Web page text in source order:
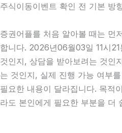
주식이동이벤트 확인 전 기본 방
증권어플를 처음 알아볼 때는 먼
합니다. 2026년06월03일 11시
것인지, 상담을 받아보려는 것인
는 것인지, 실제 진행 가능 여부
필요한 내용이 달라집니다. 목적
라도 본인에게 필요한 부분을 더